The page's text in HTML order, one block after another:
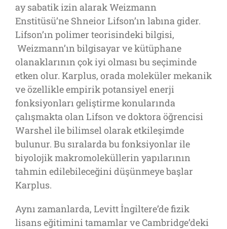
ay sabatik izin alarak Weizmann
Enstitüsü’ne Shneior Lifson’ın labına gider.
Lifson’ın polimer teorisindeki bilgisi,
Weizmann’ın bilgisayar ve kütüphane
olanaklarının çok iyi olması bu seçiminde
etken olur. Karplus, orada moleküler mekanik
ve özellikle empirik potansiyel enerji
fonksiyonları geliştirme konularında
çalışmakta olan Lifson ve doktora öğrencisi
Warshel ile bilimsel olarak etkileşimde
bulunur. Bu sıralarda bu fonksiyonlar ile
biyolojik makromoleküllerin yapılarının
tahmin edilebileceğini düşünmeye başlar
Karplus.
Aynı zamanlarda, Levitt İngiltere’de fizik
lisans eğitimini tamamlar ve Cambridge’deki